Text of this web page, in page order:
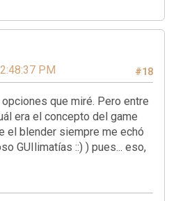
#18
PM
que miré. Pero entre
era el concepto del game
el blender siempre me echó
GUIlimatías ::) ) pues... eso,